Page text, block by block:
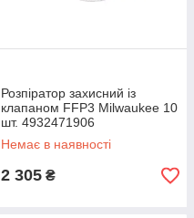
Розпіратор захисний із
клапаном FFP3 Milwaukee 10
шт. 4932471906
Немає в наявності
2 305 ₴